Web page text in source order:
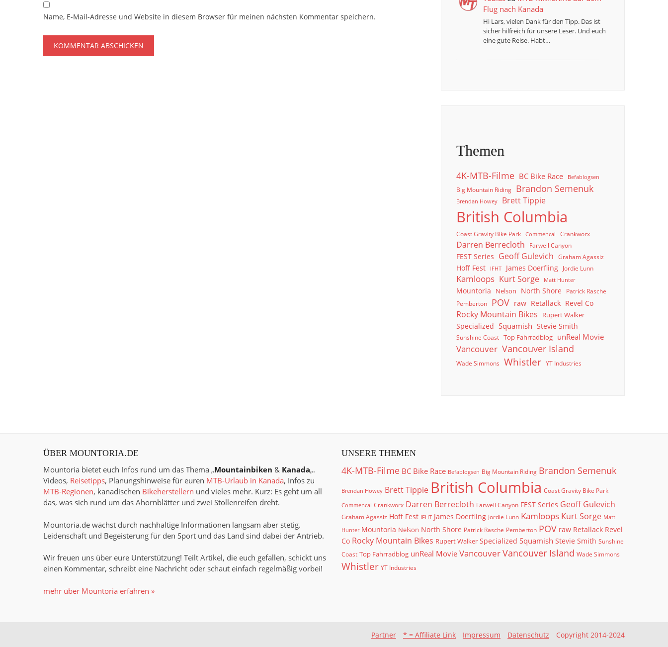
Name, E-Mail-Adresse und Website in diesem Browser für meinen nächsten Kommentar speichern.
Flug nach Kanada
Hi Lars, vielen Dank für den Tipp. Das ist
sicher hilfreich für unsere Leser. Und euch
eine gute Reise. Habt…
Themen
4K-MTB-Filme BC Bike Race Befablogsen
Big Mountain Riding Brandon Semenuk
Brendan Howey Brett Tippie
British Columbia
Coast Gravity Bike Park Commencal Crankworx
Darren Berrecloth Farwell Canyon
FEST Series Geoff Gulevich Graham Agassiz
Hoff Fest IFHT James Doerfling Jordie Lunn
Kamloops Kurt Sorge Matt Hunter
Mountoria Nelson North Shore
Patrick Rasche
Pemberton
POV raw Retallack Revel Co
Rocky Mountain Bikes
Rupert Walker
Specialized Squamish Stevie Smith
Sunshine Coast Top Fahrradblog unReal Movie
Vancouver Vancouver Island
Wade Simmons Whistler YT Industries
ÜBER MOUNTORIA.DE
Mountoria bietet euch Infos rund um das Thema „Mountainbiken & Kanada„.
Videos, Reisetipps, Planungshinweise für euren MTB-Urlaub in Kanada, Infos zu
MTB-Regionen, kanadischen Bikeherstellern und vieles mehr. Kurz: Es geht um all
das, was sich rund um das Ahornblätter und zwei Stollenreifen dreht.
Mountoria.de wächst durch nachhaltige Informationen langsam aber stetig.
Leidenschaft und Begeisterung für den Sport und das Land sind dabei der Antrieb.
Wir freuen uns über eure Unterstützung! Teilt Artikel, die euch gefallen, schickt uns
einen Kommentar, schreibt eine Nachricht oder schaut einfach regelmäßig vorbei!
mehr über Mountoria erfahren »
UNSERE THEMEN
4K-MTB-Filme BC Bike Race Befablogsen Big Mountain Riding Brandon Semenuk
Brendan Howey Brett Tippie British Columbia Coast Gravity Bike Park
Commencal Crankworx Darren Berrecloth Farwell Canyon FEST Series Geoff Gulevich
Graham Agassiz Hoff Fest IFHT James Doerfling Jordie Lunn Kamloops Kurt Sorge Matt
Hunter Mountoria Nelson North Shore Patrick Rasche Pemberton POV raw Retallack Revel
Co Rocky Mountain Bikes Rupert Walker Specialized Squamish Stevie Smith Sunshine
Coast Top Fahrradblog unReal Movie VancouverVancouver Island Wade Simmons
Whistler YT Industries
Partner * = Affiliate Link Impressum Datenschutz Copyright 2014-2024